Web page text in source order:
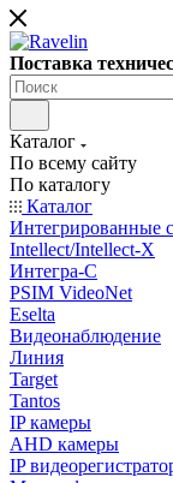
Поставка
Каталог
По всему сайту
По каталогу
Каталог
Интегрированные
Intellect/Intellect-X
Интегра-С
PSIM VideoNet
Eselta
Видеонаблюдение
Линия
Target
Tantos
IP камеры
AHD камеры
IP